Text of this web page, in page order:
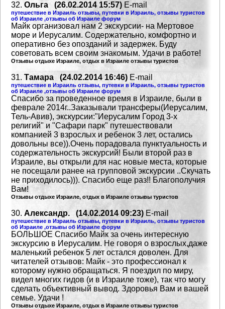
32. Ольга (26.02.2014 15:57) E-mail
путешествие в Израиль отзывы, путевки в Израиль, отзывы туристов
об Израиле ,отзывы об Израиле форум
Майк организовал нам 2 экскурсии- на Мертовое
море и Иерусалим. Содержательно, комфортно и
оперативно без опозданий и задержек. Буду
советовать всем своим знакомым. Удачи в работе!
Отзывы отдыхе Израиле, отдых в Израиле отзывы туристов
31. Тамара (24.02.2014 16:46) E-mail
путешествие в Израиль отзывы, путевки в Израиль, отзывы туристов
об Израиле ,отзывы об Израиле форум
Спасибо за проведенное время в Израиле, были в
феврале 2014г..Заказывали трансферы(Иерусалим,
Тель-Авив), экскурсии:"Иерусалим Город 3-х
религий" и "Сафари парк" путешествовали
компанией 3 взрослых и ребенок 3 лет, остались
довольны все)).Очень порадовала пунктуальность и
содержательность экскурсий! Были второй раз в
Израиле, вы открыли для нас новые места, которые
не посещали ранее на групповой экскурсии ..Скучать
не приходилось))). Спасибо еще раз!! Благополучия
Вам!
Отзывы отдыхе Израиле, отдых в Израиле отзывы туристов
30. Александр. (14.02.2014 09:23) E-mail
путешествие в Израиль отзывы, путевки в Израиль, отзывы туристов
об Израиле ,отзывы об Израиле форум
БОЛЬШОЕ Спасибо Майк за очень интересную
экскурсию в Иерусалим. Не говоря о взрослых,даже
маленький ребенок 5 лет остался доволен. Для
читателей отзывов: Майк - это профессионал к
которому нужно обращаться. Я поездил по миру,
видел многих гидов (и в Израиле тоже), так что могу
сделать объективный вывод. Здоровья Вам и вашей
семье. Удачи !
Отзывы отдыхе Израиле, отдых в Израиле отзывы туристов